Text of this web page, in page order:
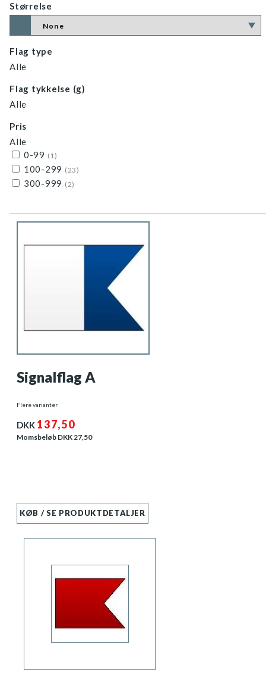
Størrelse
Flag type
Alle
Flag tykkelse (g)
Alle
Pris
Alle
0-99 (1)
100-299 (23)
300-999 (2)
Signalflag A
Flere varianter
DKK 137,50
Momsbeløb DKK27,50
KØB / SE PRODUKTDETALJER